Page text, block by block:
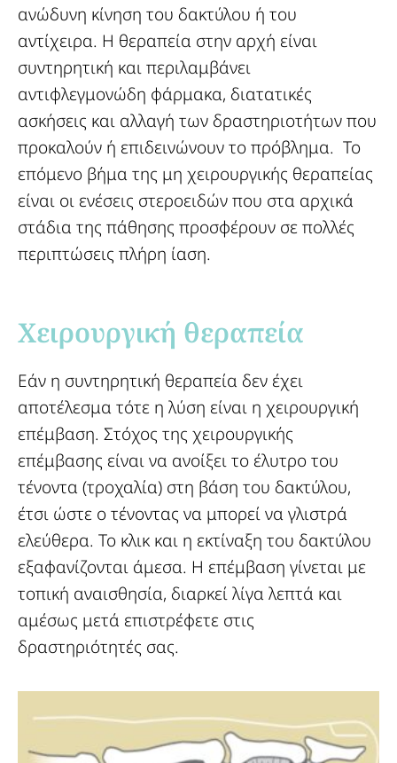
ανώδυνη κίνηση του δακτύλου ή του
αντίχειρα. Η θεραπεία στην αρχή είναι
συντηρητική και περιλαμβάνει
αντιφλεγμονώδη φάρμακα, διατατικές
ασκήσεις και αλλαγή των δραστηριοτήτων που
προκαλούν ή επιδεινώνουν το πρόβλημα. Το
επόμενο βήμα της μη χειρουργικής θεραπείας
είναι οι ενέσεις στεροειδών που στα αρχικά
στάδια της πάθησης προσφέρουν σε πολλές
περιπτώσεις πλήρη ίαση.
Χειρουργική θεραπεία​
Εάν η συντηρητική θεραπεία δεν έχει
αποτέλεσμα τότε η λύση είναι η χειρουργική
επέμβαση. Στόχος της χειρουργικής
επέμβασης είναι να ανοίξει το έλυτρο του
τένοντα (τροχαλία) στη βάση του δακτύλου,
έτσι ώστε ο τένοντας να μπορεί να γλιστρά
ελεύθερα. Το κλικ και η εκτίναξη του δακτύλου
εξαφανίζονται άμεσα. Η επέμβαση γίνεται με
τοπική αναισθησία, διαρκεί λίγα λεπτά και
αμέσως μετά επιστρέφετε στις
δραστηριότητές σας.